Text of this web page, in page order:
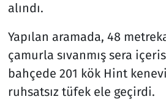
alındı.
Yapılan aramada, 48
çamurla sıvanmış sera
bahçede 201 kök Hint
ruhsatsız tüfek ele geçirdi.